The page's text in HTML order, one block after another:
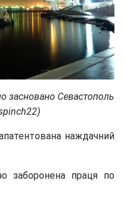
засновано Севастополь
наждачний
заборонена праця по